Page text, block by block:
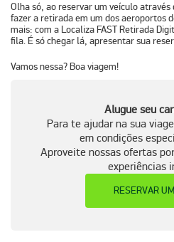
Olha só, ao reservar um veículo
fazer a retirada em um dos aeroportos
mais: com a Localiza FAST Retirada
fila. É só chegar lá, apresentar sua
Vamos nessa? Boa viagem!
Alugue seu
Para te ajudar na sua
em condições
Aproveite nossas ofertas
experiências
RESERVAR